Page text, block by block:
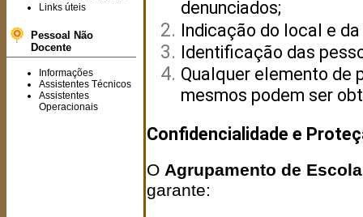
Links úteis
Pessoal Não
Docente
Informações
Assistentes Técnicos
Assistentes
Operacionais
denunciados;
Indicação do local e
Identificação das
Qualquer elemento de
mesmos podem ser
Confidencialidade e
O Agrupamento de
garante: